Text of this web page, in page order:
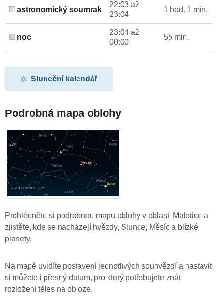
astronomický soumrak
22:03 až
23:04
1 hod. 1 min.
noc
23:04 až
00:00
55 min.
Sluneční kalendář
Podrobná mapa oblohy
Prohlédněte si podrobnou mapu oblohy v oblasti Malotice a
zjistěte, kde se nacházejí hvězdy, Slunce, Měsíc a blízké
planety.
Na mapě uvidíte postavení jednotlivých souhvězdí a nastavit
si můžete i přesný datum, pro který potřebujete znát
rozložení těles na obloze.